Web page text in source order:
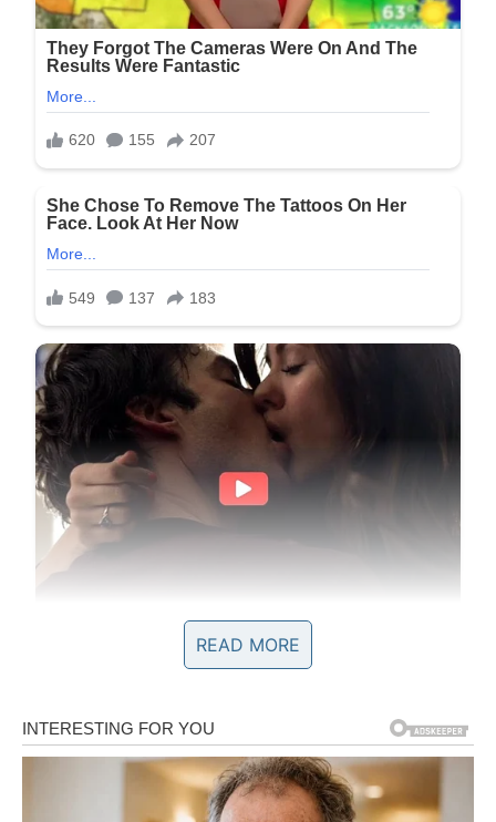
READ MORE